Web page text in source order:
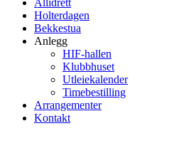
Allidrett
Holterdagen
Bekkestua
Anlegg
HIF-hallen
Klubbhuset
Utleiekalender
Timebestilling
Arrangementer
Kontakt